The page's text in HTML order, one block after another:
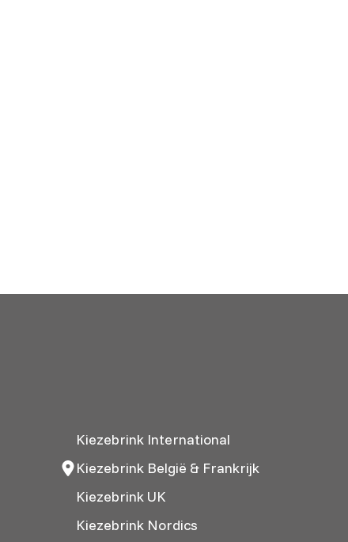
Kiezebrink International
Kiezebrink België & Frankrijk
Kiezebrink UK
Kiezebrink Nordics